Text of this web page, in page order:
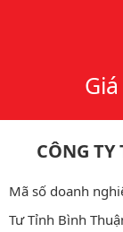
CÔNG
Mã số doanh
Tư Tỉnh Bình